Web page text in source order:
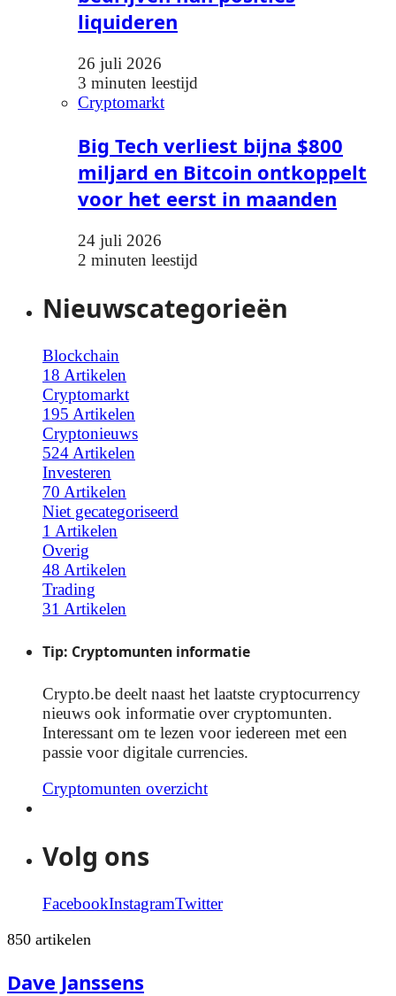
liquideren
26 juli 2026
3 minuten leestijd
Cryptomarkt
Big Tech verliest bijna $800
miljard en Bitcoin ontkoppelt
voor het eerst in maanden
24 juli 2026
2 minuten leestijd
Nieuwscategorieën
Blockchain
18 Artikelen
Cryptomarkt
195 Artikelen
Cryptonieuws
524 Artikelen
Investeren
70 Artikelen
Niet gecategoriseerd
1 Artikelen
Overig
48 Artikelen
Trading
31 Artikelen
Tip: Cryptomunten informatie
Crypto.be deelt naast het laatste cryptocurrency
nieuws ook informatie over cryptomunten.
Interessant om te lezen voor iedereen met een
passie voor digitale currencies.
Cryptomunten overzicht
Volg ons
FacebookInstagramTwitter
850 artikelen
Dave Janssens